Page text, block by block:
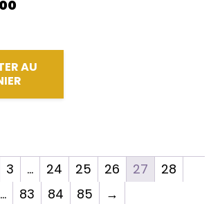
AU
3 … 24 25 26 27
28
… 83 84 85 →